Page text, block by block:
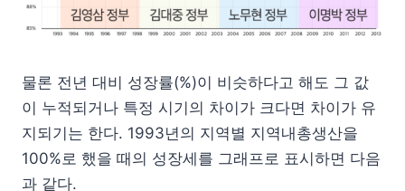
물론 전년 대비 성장률(%)이 비슷하다고 해도 그 값
이 누적되거나 특정 시기의 차이가 크다면 차이가 유
지되기는 한다. 1993년의 지역별 지역내총생산을
100%로 했을 때의 성장세를 그래프로 표시하면 다음
과 같다.